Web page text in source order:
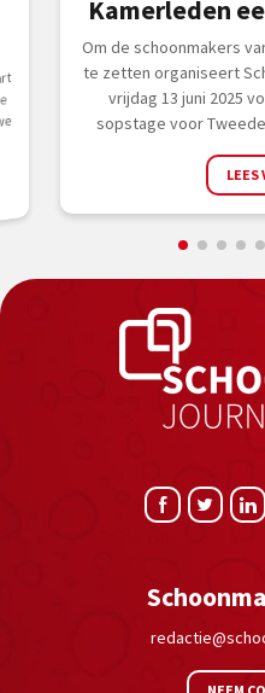
Kamerleden
Om de schoonmakers
te zetten organiseert
vrijdag 13 juni 2025
sopstage voor
LEES
NEEM